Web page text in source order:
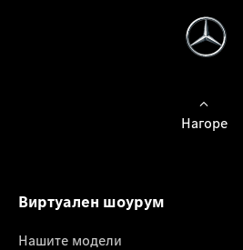
Нагоре
Виртуален шоурум
Нашите модели